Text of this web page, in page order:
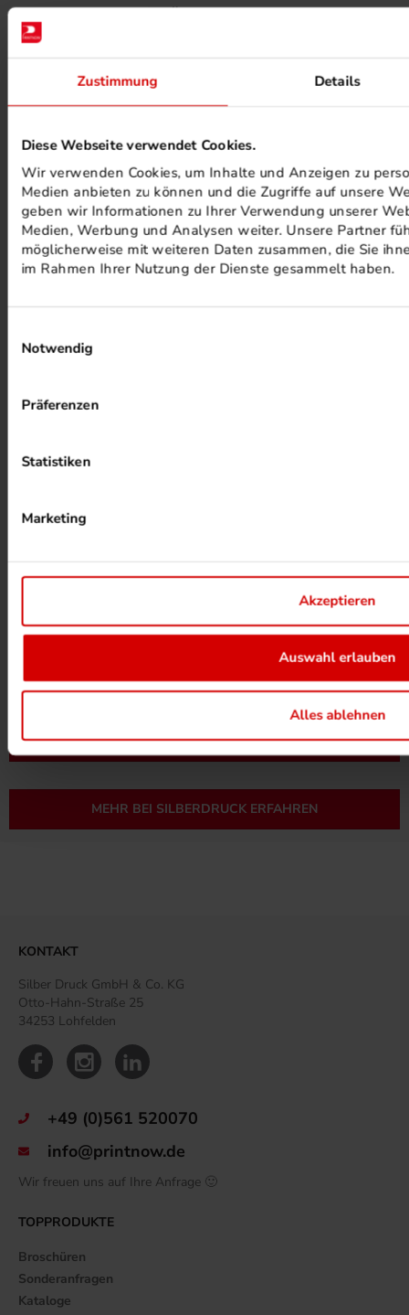
Zustimmung Details
Diese Webseite verwendet Cookies.
Wir verwenden Cookies, um Inhalte und Anzeigen zu
Medien anbieten zu können und die Zugriffe auf unsere
geben wir Informationen zu Ihrer Verwendung unserer
Medien, Werbung und Analysen weiter. Unsere Partner
möglicherweise mit weiteren Daten zusammen, die Sie
im Rahmen Ihrer Nutzung der Dienste gesammelt haben.
Notwendig
Präferenzen
Statistiken
Marketing
Akzeptieren
Auswahl erlauben
Alles ablehnen
PHOTOVOLTAIK ANLAGEN
HEIZUNG PER ABWÄRME
MEHR ZUM ZERTIFIKAT
MEHR BEI SILBERDRUCK ERFAHREN
KONTAKT
Silber Druck GmbH & Co. KG
Otto-Hahn-Straße 25
34253 Lohfelden
+49 (0)561 520070
info@printnow.de
Wir freuen uns auf Ihre Anfrage 🙂
TOPPRODUKTE
Broschüren
Sonderanfragen
Kataloge